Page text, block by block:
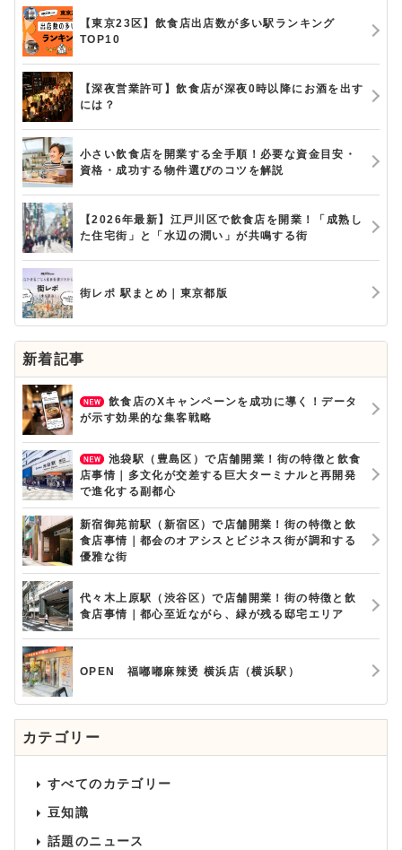
【東京23区】飲食店出店数が多い駅ランキング
TOP10
【深夜営業許可】飲食店が深夜0時以降にお酒を出す
には？
小さい飲食店を開業する全手順！必要な資金目安・
資格・成功する物件選びのコツを解説
【2026年最新】江戸川区で飲食店を開業！「成熟し
た住宅街」と「水辺の潤い」が共鳴する街
街レポ 駅まとめ｜東京都版
新着記事
飲食店のXキャンペーンを成功に導く！データ
が示す効果的な集客戦略
池袋駅（豊島区）で店舗開業！街の特徴と飲食
店事情｜多文化が交差する巨大ターミナルと再開発
で進化する副都心
新宿御苑前駅（新宿区）で店舗開業！街の特徴と飲
食店事情｜都会のオアシスとビジネス街が調和する
優雅な街
代々木上原駅（渋谷区）で店舗開業！街の特徴と飲
食店事情｜都心至近ながら、緑が残る邸宅エリア
OPEN 福嘟嘟麻辣烫 横浜店（横浜駅）
カテゴリー
すべてのカテゴリー
豆知識
話題のニュース